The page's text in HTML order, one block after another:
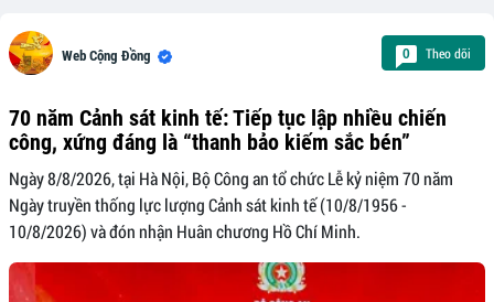
Web Cộng Đồng 0 Theo dõi
70 năm Cảnh sát kinh tế: Tiếp tục lập nhiều chiến
công, xứng đáng là “thanh bảo kiếm sắc bén”
Ngày 8/8/2026, tại Hà Nội, Bộ Công an tổ chức Lễ kỷ niệm 70 năm
Ngày truyền thống lực lượng Cảnh sát kinh tế (10/8/1956 -
10/8/2026) và đón nhận Huân chương Hồ Chí Minh.